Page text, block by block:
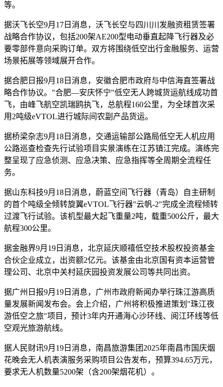
等。
据沃飞长空9月17日消息，沃飞长空与四川川发融资租赁签署
战略合作协议，包括200架AE200型电动垂直起降飞行器及必
要零部件意向采购订单。双方将围绕低空出行金融服务、运营
场景拓展等领域展开合作。
据合肥日报9月18日消息，安徽合肥市政府与中信海直签署战
略合作协议。"合肥—安庆怀宁"低空无人跨城货运航线成功首
飞，由峰飞航空凯瑞鸥执飞，总航程160公里，为全球首次采
用2吨级eVTOL进行城际间农副产品货运。
据桥梁杂志9月18日消息，交通运输部公路局低空无人机应用
公路巡查检查先行试验项目实景演练在江苏镇江完成。演练完
整呈现了应急侦测、应急决策、应急指挥等全周期全流程任
务。
据山东科技9月18日消息，蔚蓝空间飞行器（青岛）自主研制
的首个吨级全倾转旋翼eVTOL飞行器"云帆-2"完成全流程倾转
过渡飞行试验。该机型最大起飞重量2吨，载重500公斤，最大
航程300公里。
据金融界9月19日消息，北京延庆顺禧低空技术股权投资基金
合伙企业成立，出资额2亿元。该基金由北京国有资本运营管
理公司、北京中关村延庆园投资发展公司等共同出资。
据广州日报9月19日消息，广州市政府新闻办举行珠江游高质
量发展新闻发布会。会上介绍，广州将积极推进策划"珠江夜
游低空之旅"项目，预计3年内开通海心沙环线、阅江环线等低
空观光旅游航线。
据人民财讯9月19日消息，南昌旅游集团2025年南昌市国庆烟
花晚会无人机表演服务采购项目公告发布，预算394.65万元，
要求无人机数量5200架（含200架烟花机）。